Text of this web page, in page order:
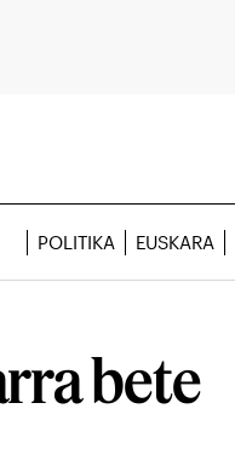
POLITIKA EUSKARA
bete